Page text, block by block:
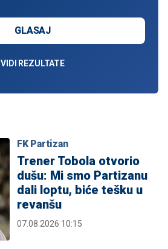
GLASAJ
VIDI REZULTATE
FK Partizan
Trener Tobola otvorio
dušu: Mi smo Partizanu
dali loptu, biće tešku u
revanšu
07.08.2026 10:15